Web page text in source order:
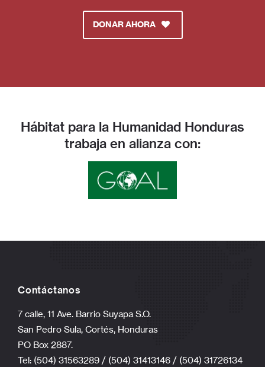
DONAR AHORA
Hábitat para la Humanidad Honduras
trabaja en alianza con:
Contáctanos
7 calle, 11 Ave. Barrio Suyapa S.O.
San Pedro Sula, Cortés, Honduras
PO Box 2887.
Tel: (504) 31563289 / (504) 31413146 / (504) 31726134